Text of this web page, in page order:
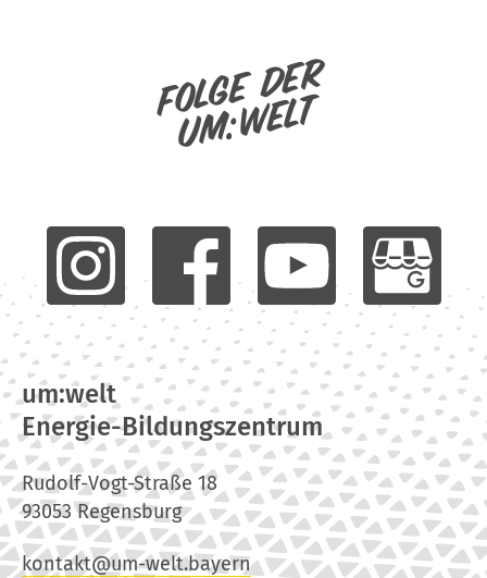
Folge der
um:welt
um:welt
Energie-Bildungszentrum
Rudolf-Vogt-Straße 18
93053 Regensburg
kontakt@um-welt.bayern